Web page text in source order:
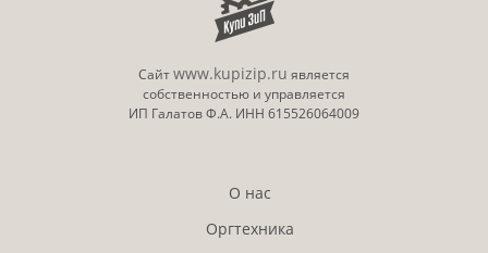
Сайтwww.kupizip.ru является
собственностью и управляется
ИП Галатов Ф.А. ИНН 615526064009
О нас
Оргтехника